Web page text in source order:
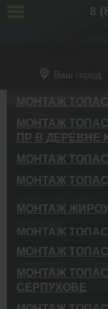
Ваш город
Главная Галерея
МОНТАЖ
ОБЛАСТИ
Доставка и
Нижегородская
МОНТАЖ ТОПАС
ПР В ДЕРЕВНЕ
Доставка и
д. Кривая Клетка,
МОНТАЖ
Доставка и
МОНТАЖ
Доставка и
г. Москва деревня
МОНТАЖ
г.Москва , деревня
МОНТАЖ
Москва,
МОНТАЖ
Доставка и
Володи Ульянова
Краснодарский край
МОНТАЖ
ДЕРЕВНЕ
Доставка и
Тверская обл., д.
МОНТАЖ
СЕРПУХОВЕ
8